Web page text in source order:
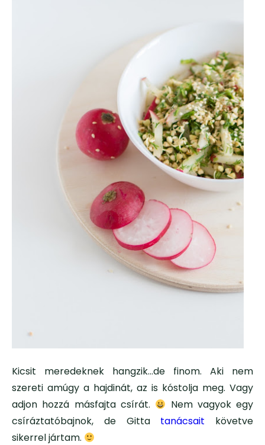
Kicsit meredeknek hangzik…de finom. Aki nem
szereti amúgy a hajdinát, az is kóstolja meg. Vagy
adjon hozzá másfajta csírát.
Nem vagyok egy
csíráztatóbajnok, de Gitta tanácsait követve
sikerrel jártam.